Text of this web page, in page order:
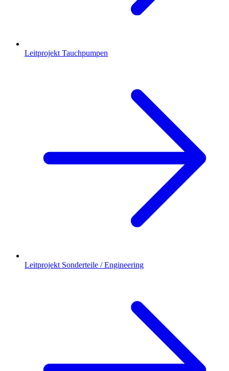
Leitprojekt Tauchpumpen
Leitprojekt Sonderteile / Engineering